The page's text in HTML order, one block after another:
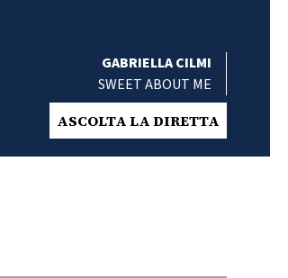
GABRIELLA CILMI
SWEET ABOUT ME
ASCOLTA LA DIRETTA